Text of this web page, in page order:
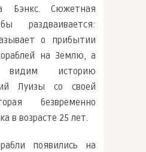
Бэнкс. Сюжетная
раздваивается:
о прибытии
на Землю, а
историю
Луизы со своей
безвременно
в возрасте 25 лет.
появились на